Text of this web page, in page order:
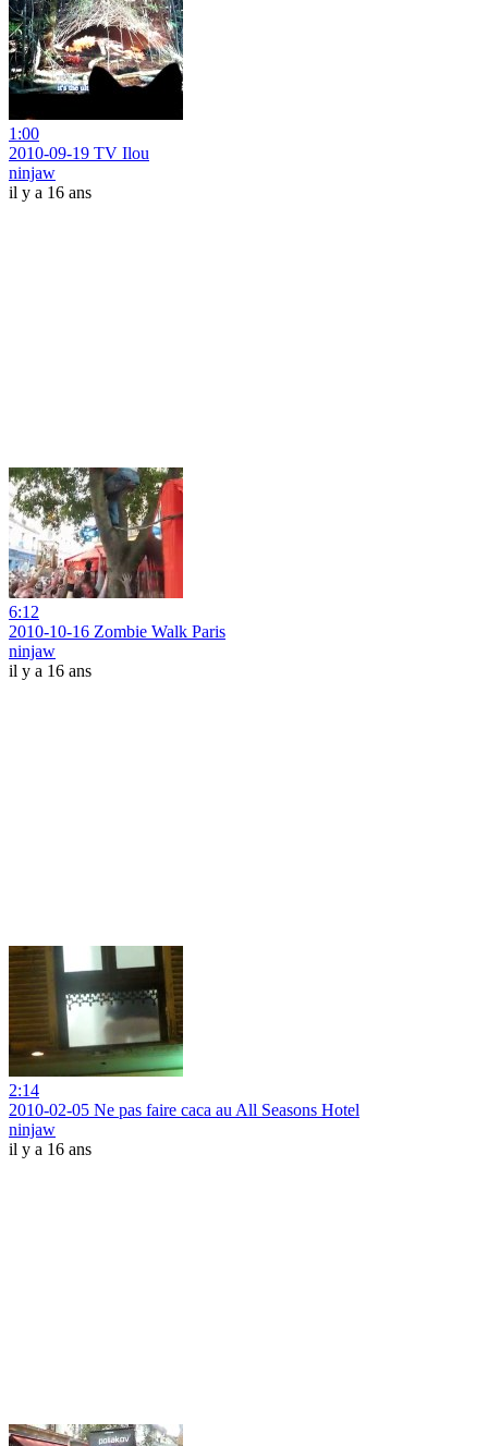
1:00
2010-09-19 TV Ilou
ninjaw
il y a 16 ans
6:12
2010-10-16 Zombie Walk Paris
ninjaw
il y a 16 ans
2:14
2010-02-05 Ne pas faire caca au All Seasons Hotel
ninjaw
il y a 16 ans